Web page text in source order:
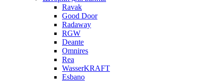
Ravak
Good Door
Radaway
RGW
Deante
Omnires
Rea
WasserKRAFT
Esbano